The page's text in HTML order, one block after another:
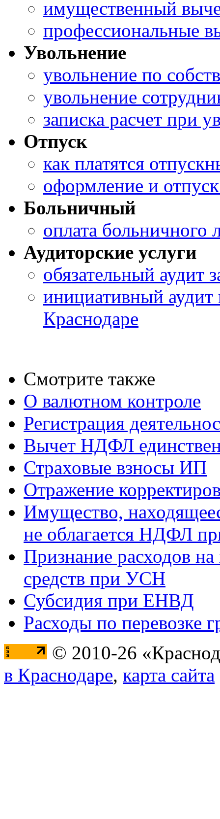
имущественный
профессиональные
Увольнение
увольнение по
увольнение
записка расчет при
Отпуск
как платятся
оформление и
Больничный
оплата больничного
Аудиторские услуги
обязательный аудит
инициативный
Краснодаре
Смотрите также
О валютном контроле
Регистрация
Вычет НДФЛ
Страховые взносы ИП
Отражение
Имущество,
не облагается НДФЛ
Признание расходов
средств при УСН
Субсидия при ЕНВД
Расходы по перевозке
© 2010-26
в Краснодаре, карта сайта